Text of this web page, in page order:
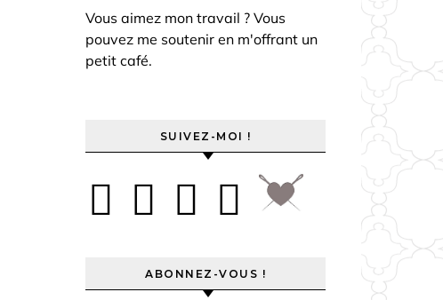
Vous aimez mon travail ? Vous
pouvez me soutenir en m'offrant un
petit café.
SUIVEZ-MOI !
ABONNEZ-VOUS !